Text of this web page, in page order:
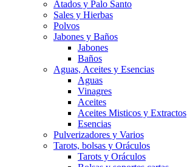
Atados y Palo Santo
Sales y Hierbas
Polvos
Jabones y Baños
Jabones
Baños
Aguas, Aceites y Esencias
Aguas
Vinagres
Aceites
Aceites Misticos y Extractos
Esencias
Pulverizadores y Varios
Tarots, bolsas y Oráculos
Tarots y Oráculos